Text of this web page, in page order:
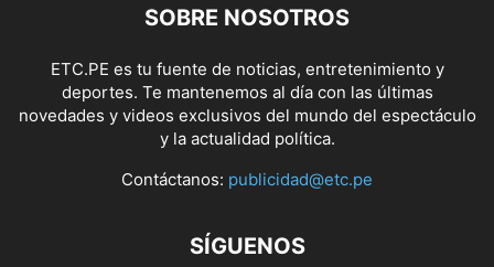
SOBRE NOSOTROS
ETC.PE es tu fuente de noticias, entretenimiento y
deportes. Te mantenemos al día con las últimas
novedades y videos exclusivos del mundo del espectáculo
y la actualidad política.
Contáctanos: publicidad@etc.pe
SÍGUENOS